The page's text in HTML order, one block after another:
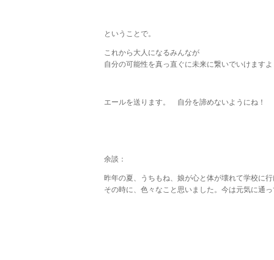
ということで。
これから大人になるみんなが
自分の可能性を真っ直ぐに未来に繋いでいけます
エールを送ります。 自分を諦めないようにね！
余談：
昨年の夏、うちもね、娘が心と体が壊れて学校に
その時に、色々なこと思いました。今は元気に通